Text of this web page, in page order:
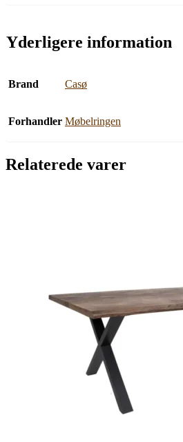
Yderligere information
Brand Casø
Forhandler Møbelringen
Relaterede varer